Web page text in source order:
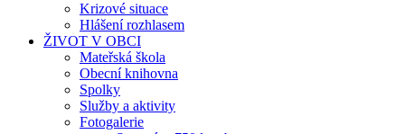
Krizové situace
Hlášení rozhlasem
ŽIVOT V OBCI
Mateřská škola
Obecní knihovna
Spolky
Služby a aktivity
Fotogalerie